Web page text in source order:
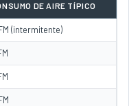
DE AIRE TÍPICO
(intermitente)